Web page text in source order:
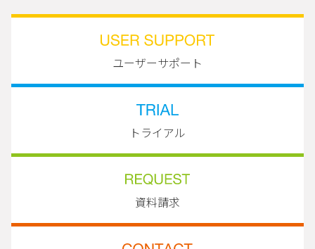
ユーザーサポート
トライアル
資料請求